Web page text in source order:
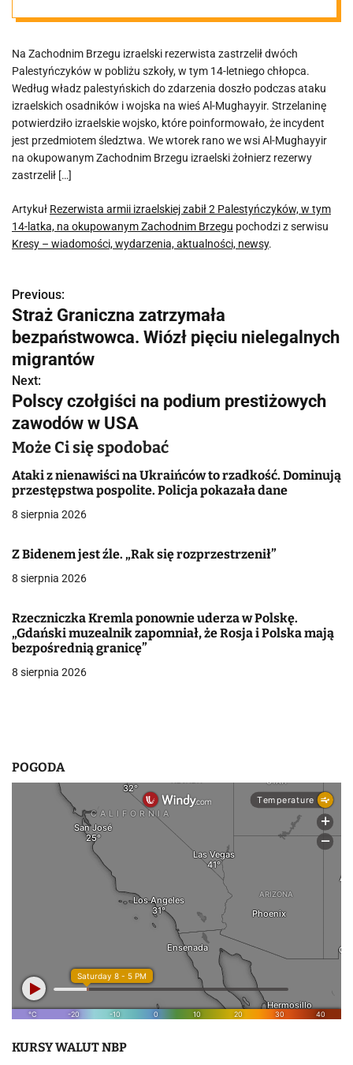
Palestyńczyków
, w tym 14-
latka, na
okupowanym
Zachodnim
Brzegu
Na Zachodnim Brzegu izraelski rezerwista zastrzelił dwóch
Palestyńczyków w pobliżu szkoły, w tym 14-letniego chłopca.
Według władz palestyńskich do zdarzenia doszło podczas ataku
izraelskich osadników i wojska na wieś Al-Mughayyir. Strzelaninę
potwierdziło izraelskie wojsko, które poinformowało, że incydent
jest przedmiotem śledztwa. We wtorek rano we wsi Al-Mughayyir
na okupowanym Zachodnim Brzegu izraelski żołnierz rezerwy
zastrzelił […]
Artykuł Rezerwista armii izraelskiej zabił 2 Palestyńczyków, w tym
14-latka, na okupowanym Zachodnim Brzegu pochodzi z serwisu
Kresy – wiadomości, wydarzenia, aktualności, newsy.
N
a
w
i
g
a
c
j
w
i
s
Previous:
Straż Graniczna zatrzymała
bezpaństwowca. Wiózł pięciu nielegalnych
migrantów
Next:
Polscy czołgiści na podium prestiżowych
zawodów w USA
Może Ci się spodobać
Ataki z nienawiści na Ukraińców to rzadkość. Dominują
przestępstwa pospolite. Policja pokazała dane
8 sierpnia 2026
Z Bidenem jest źle. „Rak się rozprzestrzenił”
8 sierpnia 2026
Rzeczniczka Kremla ponownie uderza w Polskę.
„Gdański muzealnik zapomniał, że Rosja i Polska mają
bezpośrednią granicę”
8 sierpnia 2026
POGODA
KURSY WALUT NBP